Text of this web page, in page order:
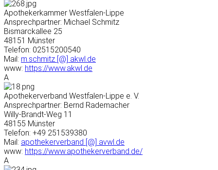
Apothekerkammer Westfalen-Lippe
Ansprechpartner: Michael Schmitz
Bismarckallee 25
48151 Münster
Telefon: 02515200540
Mail: m.schmitz [@] akwl.de
www: https://www.akwl.de
A
Apothekerverband Westfalen-Lippe e. V.
Ansprechpartner: Bernd Rademacher
Willy-Brandt-Weg 11
48155 Münster
Telefon: +49 251539380
Mail: apothekerverband [@] avwl.de
www: https://www.apothekerverband.de/
A